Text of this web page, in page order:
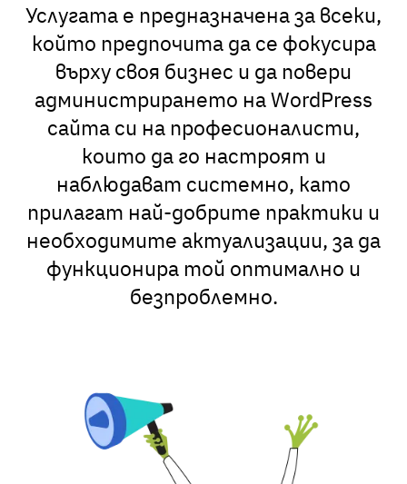
Услугата е предназначена за всеки,
който предпочита да се фокусира
върху своя бизнес и да повери
администрирането на WordPress
сайта си на професионалисти,
които да го настроят и
наблюдават системно, като
прилагат най-добрите практики и
необходимите актуализации, за да
функционира той оптимално и
безпроблемно.